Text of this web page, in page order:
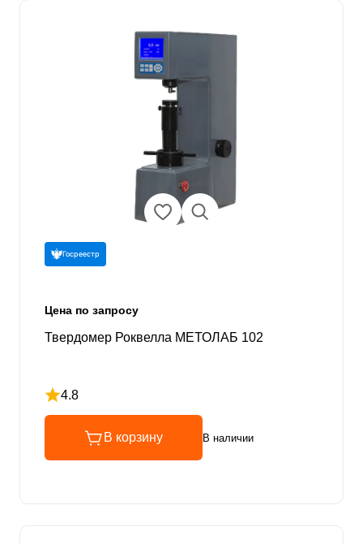
Госреестр
Цена по запросу
Твердомер Роквелла МЕТОЛАБ 102
4.8
Рейтинг 4.8 из 5
В корзину В наличии